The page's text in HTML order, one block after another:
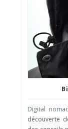
Digital
découverte